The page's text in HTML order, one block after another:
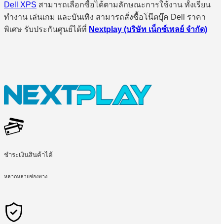
Dell XPS สามารถเลือกซื้อได้ตามลักษณะการใช้งาน ทั้งเรียน
ทำงาน เล่นเกม และบันเทิง สามารถสั่งซื้อโน๊ตบุ๊ค Dell ราคา
พิเศษ รับประกันศูนย์ได้ที่ Nextplay (บริษัท เน็กซ์เพลย์ จำกัด)
ชำระเงินสินค้าได้
หลากหลายช่องทาง